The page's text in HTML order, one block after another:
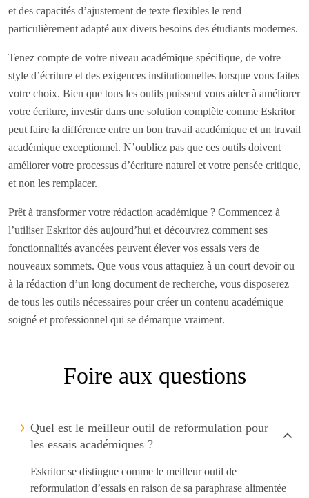
et des capacités d’ajustement de texte flexibles le rend
particulièrement adapté aux divers besoins des étudiants modernes.
Tenez compte de votre niveau académique spécifique, de votre
style d’écriture et des exigences institutionnelles lorsque vous faites
votre choix. Bien que tous les outils puissent vous aider à améliorer
votre écriture, investir dans une solution complète comme Eskritor
peut faire la différence entre un bon travail académique et un travail
académique exceptionnel. N’oubliez pas que ces outils doivent
améliorer votre processus d’écriture naturel et votre pensée critique,
et non les remplacer.
Prêt à transformer votre rédaction académique ? Commencez à
l’utiliser Eskritor dès aujourd’hui et découvrez comment ses
fonctionnalités avancées peuvent élever vos essais vers de
nouveaux sommets. Que vous vous attaquiez à un court devoir ou
à la rédaction d’un long document de recherche, vous disposerez
de tous les outils nécessaires pour créer un contenu académique
soigné et professionnel qui se démarque vraiment.
Foire aux questions
Quel est le meilleur outil de reformulation pour
les essais académiques ?
Eskritor se distingue comme le meilleur outil de
reformulation d’essais en raison de sa paraphrase alimentée